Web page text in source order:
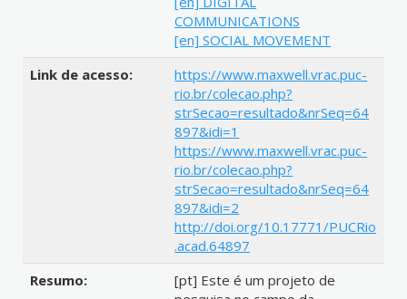
COMMUNICATIONS
[en] SOCIAL MOVEMENT
Link de acesso:
https://www.maxwell.vrac.puc-
rio.br/colecao.php?
strSecao=resultado&nrSeq=64
897&idi=1
https://www.maxwell.vrac.puc-
rio.br/colecao.php?
strSecao=resultado&nrSeq=64
897&idi=2
http://doi.org/10.17771/PUCRio
.acad.64897
Resumo:
[pt] Este é um projeto de